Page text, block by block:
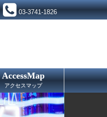
03-3741-1826
AccessMap
アクセスマップ